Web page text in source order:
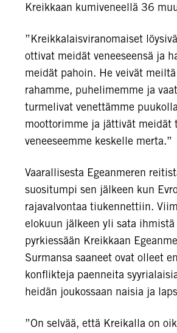
Kreikkaan kumiveneellä 36
”Kreikkalaisviranomaiset
ottivat meidät veneeseensä ja
meidät pahoin. He veivät
rahamme, puhelimemme ja
turmelivat venettämme
moottorimme ja jättivät meidät
veneeseemme keskelle merta.”
Vaarallisesta Egeanmeren
suositumpi sen jälkeen kun
rajavalvontaa tiukennettiin.
elokuun jälkeen yli sata
pyrkiessään Kreikkaan
Surmansa saaneet ovat olleet
konflikteja paenneita
heidän joukossaan naisia ja
”On selvää, että Kreikalla on